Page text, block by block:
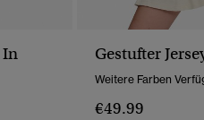
In
Gestufter
Weitere Farben
€49.99